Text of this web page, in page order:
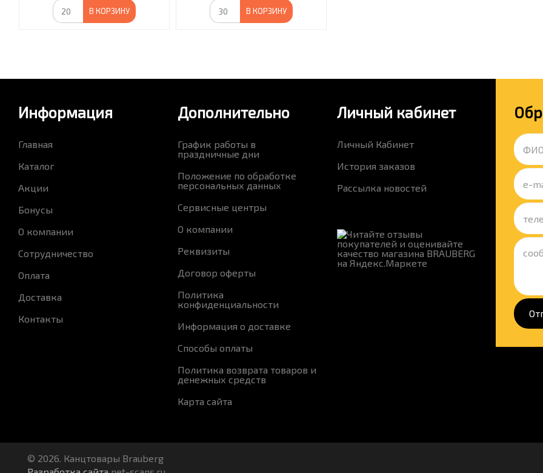
В КОРЗИНУ В КОРЗИНУ
Информация
Главная
Каталог
Акции
Бонусы
О компании
Сотрудничество
Оплата
Доставка
Контакты
Дополнительно
График работы в
праздничные дни
Положение по обработке
персональных данных
Сервисные центры
О компании
Реквизиты
Договор оферты
Политика
конфиденциальности
Информация о доставке
Способы оплаты
Политика возврата товаров и
денежных средств
Карта сайта
Личный кабинет
Личный Кабинет
История заказов
Рассылка новостей
© 2026. Канцтовары Brauberg